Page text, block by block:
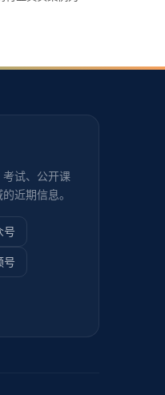
考试、公开课
近期信息。
号
号